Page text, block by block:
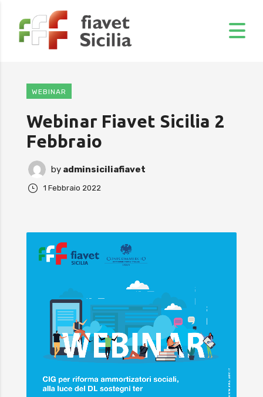
WEBINAR
Webinar Fiavet Sicilia 2
Febbraio
by adminsiciliafiavet
1 Febbraio 2022